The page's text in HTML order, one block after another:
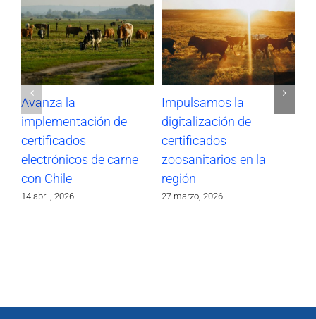
Avanza la
implementación de
certificados
electrónicos de carne
con Chile
14 abril, 2026
Impulsamos la
digitalización de
certificados
zoosanitarios en la
región
27 marzo, 2026